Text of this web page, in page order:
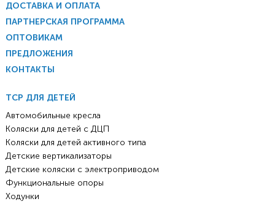
ДОСТАВКА И ОПЛАТА
ПАРТНЕРСКАЯ ПРОГРАММА
ОПТОВИКАМ
ПРЕДЛОЖЕНИЯ
КОНТАКТЫ
ТСР ДЛЯ ДЕТЕЙ
Автомобильные кресла
Коляски для детей с ДЦП
Коляски для детей активного типа
Детские вертикализаторы
Детские коляски с электроприводом
Функциональные опоры
Ходунки